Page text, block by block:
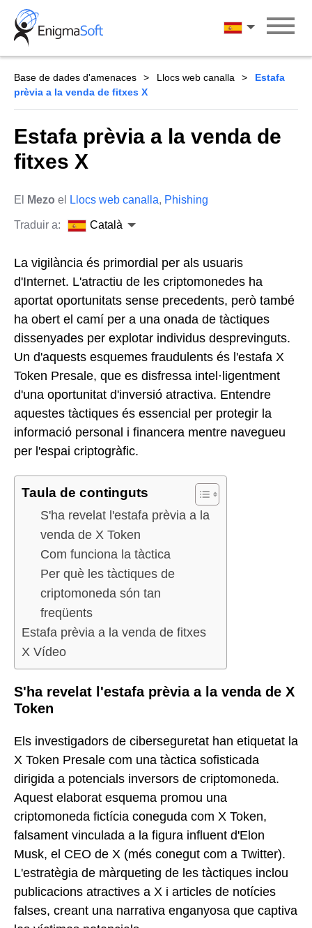
Skip
content
Català
Base de dades d'amenaces Llocs web canalla
Estafa
prèvia a la venda de fitxes X
Estafa prèvia a la venda de
fitxes X
El Mezo el Llocs web canalla, Phishing
Traduir a: Català
La vigilància és primordial per als usuaris
d'Internet. L'atractiu de les criptomonedes ha
aportat oportunitats sense precedents, però també
ha obert el camí per a una onada de tàctiques
dissenyades per explotar individus desprevinguts.
Un d'aquests esquemes fraudulents és l'estafa X
Token Presale, que es disfressa intel·ligentment
d'una oportunitat d'inversió atractiva. Entendre
aquestes tàctiques és essencial per protegir la
informació personal i financera mentre navegueu
per l'espai criptogràfic.
Taula de continguts
S'ha revelat l'estafa prèvia a la
venda de X Token
Com funciona la tàctica
Per què les tàctiques de
criptomoneda són tan
freqüents
Estafa prèvia a la venda de fitxes
X Vídeo
S'ha revelat l'estafa prèvia a la venda de X
Token
Els investigadors de ciberseguretat han etiquetat la
X Token Presale com una tàctica sofisticada
dirigida a potencials inversors de criptomoneda.
Aquest elaborat esquema promou una
criptomoneda fictícia coneguda com X Token,
falsament vinculada a la figura influent d'Elon
Musk, el CEO de X (més conegut com a Twitter).
L'estratègia de màrqueting de les tàctiques inclou
publicacions atractives a X i articles de notícies
falses, creant una narrativa enganyosa que captiva